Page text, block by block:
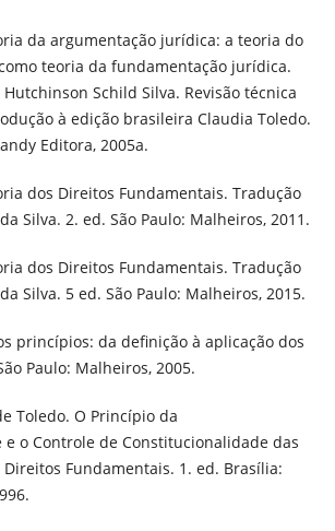
da argumentação jurídica: a teoria do
teoria da fundamentação jurídica.
Schild Silva. Revisão técnica
à edição brasileira Claudia Toledo.
Editora, 2005a.
dos Direitos Fundamentais. Tradução
Silva. 2. ed. São Paulo: Malheiros, 2011.
dos Direitos Fundamentais. Tradução
Silva. 5 ed. São Paulo: Malheiros, 2015.
princípios: da definição à aplicação dos
Paulo: Malheiros, 2005.
Toledo. O Princípio da
o Controle de Constitucionalidade das
Direitos Fundamentais. 1. ed. Brasília: